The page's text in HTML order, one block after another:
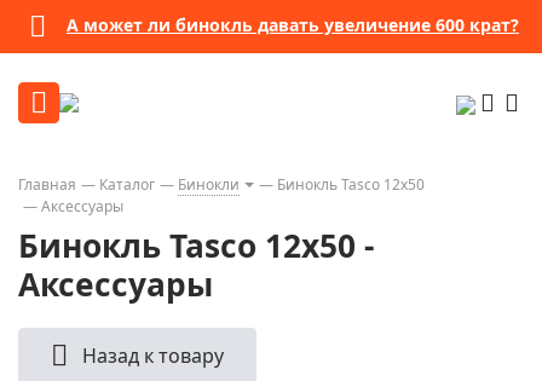
А может ли бинокль давать увеличение 600 крат?
Главная Каталог Бинокли
Бинокль Tasco 12х50
Аксессуары
Бинокль Tasco 12х50 -
Аксессуары
Назад к товару